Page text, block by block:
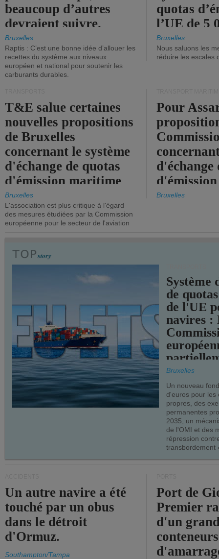
beaucoup d’autres
devraient suivre.
Bruxelles
Raptis : C’est une bonne idée d’allouer les
recettes du système aux niveaux
européen et national pour soutenir les
carburants durables.
quotas
l’UE de 5
tonneaux
brute.
Bruxelles
Nous saluons les
réduire les escales
T&E salue certaines
nouvelles propositions
de Bruxelles
concernant le système
d'échange de quotas
d'émission maritime
de l'UE.
Bruxelles
L'association est plus critique à l'égard
des mesures étudiées par la Commission
européenne pour le secteur de l'aviation
Pour
d'échange
timide,
Bruxelles
Système
de
de l'UE
navires :
Bruxelles
Un nouveau
d'euros pour les
propres, des
permanentes
2035, un
de l'OMI et des
répression
transbordement
Un autre navire a été
touché par un obus
dans le détroit
d'Ormuz.
Southampton/Tampa
Port de
Premier
d'un